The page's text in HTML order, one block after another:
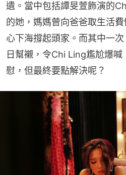
遺。當中包括譚旻萱飾演的
的她，媽媽曾向爸爸取生活
心下海撐起頭家。而其中一
日幫襯，令Chi Ling尷尬爆
慰，但最終要點解決呢？